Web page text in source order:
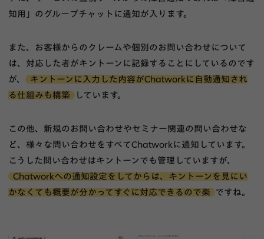
知用」のグループチャットに通知が入ります。
また、お客様からのクレームや個別のお問い合わせについて
は、対応した者がキントーンに記録することにしているのです
が、
キントーンに入力した内容がChatworkに自動通知され
る仕組みも構築 しています。
この他、新規のお問い合わせやセミナー関連の問い合わせな
ど、様々な問い合わせをすべてChatworkに通知しています。
こうした問い合わせはキントーンでも管理していますが、
Chatworkへの通知設定をしてからは、キントーンを見にい
かなくても概要が分かってすぐに対応できるので楽 ですね。